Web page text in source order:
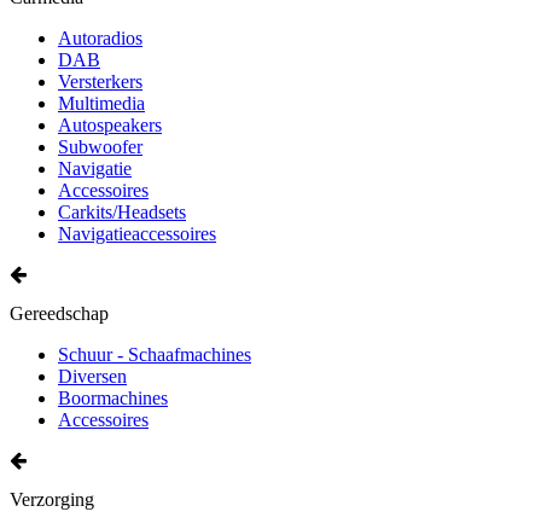
Autoradios
DAB
Versterkers
Multimedia
Autospeakers
Subwoofer
Navigatie
Accessoires
Carkits/Headsets
Navigatieaccessoires
Gereedschap
Schuur - Schaafmachines
Diversen
Boormachines
Accessoires
Verzorging